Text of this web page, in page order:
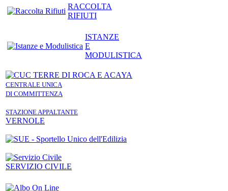
RACCOLTA
RIFIUTI
ISTANZE
E
MODULISTICA
CENTRALE UNICA
DI COMMITTENZA
STAZIONE APPALTANTE
VERNOLE
SERVIZIO CIVILE